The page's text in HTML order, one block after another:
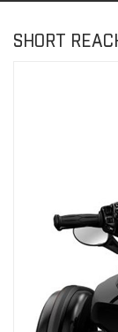
SHORT